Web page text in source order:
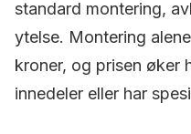
standard montering,
ytelse. Montering
kroner, og prisen øker
innedeler eller har